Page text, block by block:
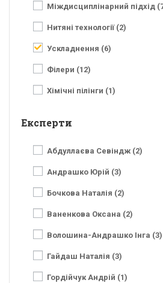
Міждисциплінарний підхід
Нитяні технології (2)
Ускладнення (6)
Філери (12)
Хімічні пілінги (1)
Експерти
Абдуллаєва Севіндж (2)
Андрашко Юрій (3)
Бочкова Наталія (2)
Ваненкова Оксана (2)
Волошина-Андрашко Інга (3)
Гайдаш Наталія (3)
Гордійчук Андрій (1)